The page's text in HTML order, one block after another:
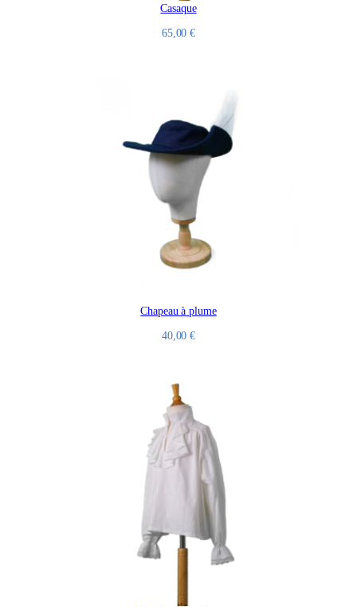
Casaque
65,00€
Chapeau à plume
40,00€